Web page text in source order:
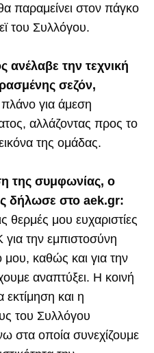
παραμείνει στον πάγκο
του Συλλόγου.
ανέλαβε την τεχνική
σεζόν,
για άμεση
αλλάζοντας προς το
της ομάδας.
της συμφωνίας, ο
δήλωσε στο aek.gr:
μου ευχαριστίες
την εμπιστοσύνη
καθώς και για την
αναπτύξει. Η κοινή
εκτίμηση και η
του Συλλόγου
στα οποία συνεχίζουμε